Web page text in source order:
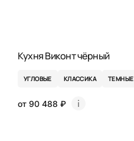
Кухня Виконт чёрный
УГЛОВЫЕ КЛАССИКА ТЕМНЫЕ
от 90 488 ₽